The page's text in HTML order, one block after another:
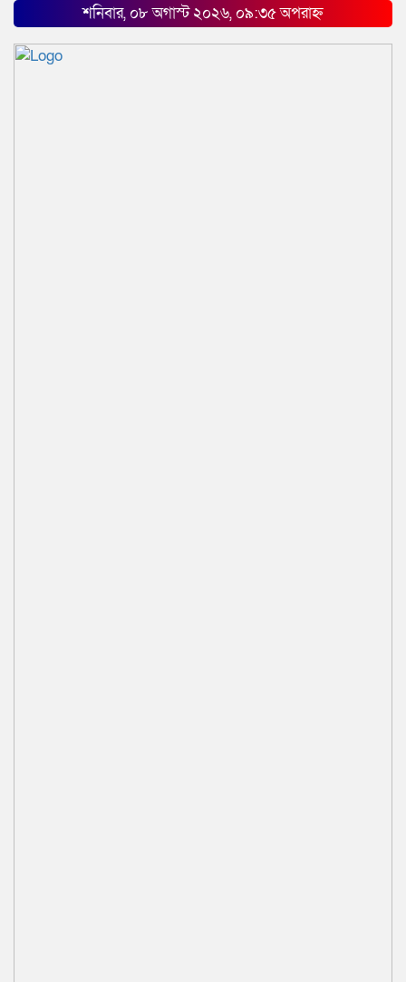
শনিবার, ০৮ অগাস্ট ২০২৬, ০৯:৩৫ অপরাহ্ন